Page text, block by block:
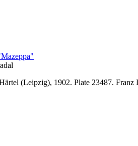
(Leipzig), 1902. Plate 23487.